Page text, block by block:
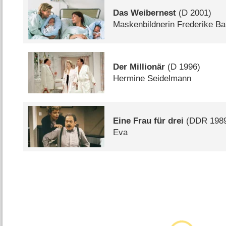
Das Weibernest (D 2001)
Maskenbildnerin Frederike
Der Millionär (D 1996)
Hermine Seidelmann
Eine Frau für drei (DDR
Eva